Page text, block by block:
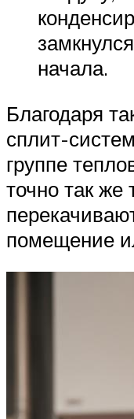
начала.
Благодаря
сплит-
группе
точно так же
помещение